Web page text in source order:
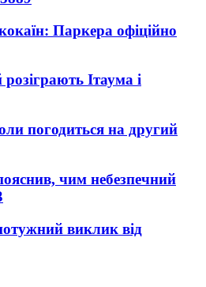
Паркера офіційно
Ітаума і
погодиться на другий
чим небезпечний
виклик від